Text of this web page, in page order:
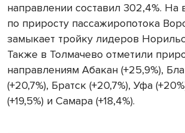
направлении составил 302,4%. На
по приросту пассажиропотока
замыкает тройку лидеров
Также в Толмачево отметили
направлениям Абакан (+25,9%),
(+20,7%), Братск (+20,7%), Уфа
(+19,5%) и Самара (+18,4%).